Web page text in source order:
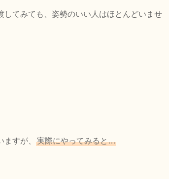
てみても、姿勢のいい人はほとんどいませ
ますが、
実際にやってみると…